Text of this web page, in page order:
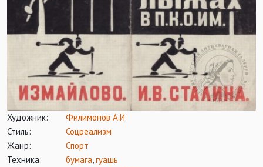
Художник:
Филимонов А.И
Стиль:
Соцреализм
Жанр:
Спорт
Техника:
бумага гуашь